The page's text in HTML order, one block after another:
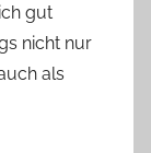
gut
nicht nur
als